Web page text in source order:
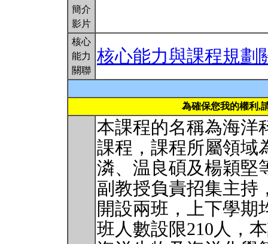
簡介
影片
核心
能力
關聯
核心能力與課程規劃
為確保您我的權利,
本課程的名稱為海洋
課程，課程所屬領域
潾、温良碩及楊穎堅
副教授負責招集主持
開設兩班，上下學期
班人數設限210人，